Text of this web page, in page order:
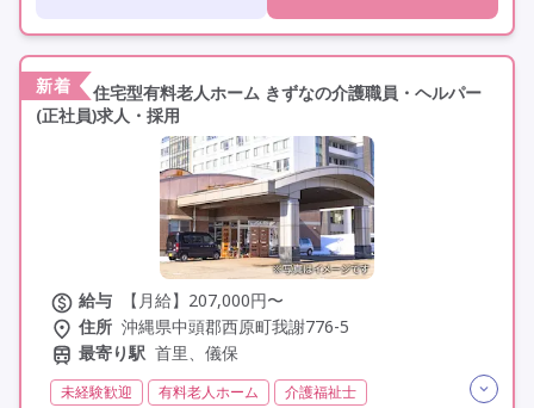
年間休日110日以上
学歴不問
定年60歳以上
新着
住宅型有料老人ホーム きずなの介護職員・ヘルパー
(正社員)求人・採用
給与
【月給】207,000円〜
住所 沖縄県中頭郡西原町我謝776-5
最寄り駅 首里、儀保
未経験歓迎 有料老人ホーム
介護福祉士